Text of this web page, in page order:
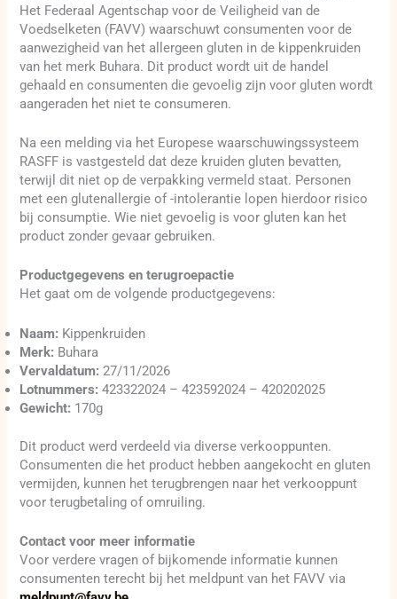
Het Federaal Agentschap voor de Veiligheid van de
Voedselketen (FAVV) waarschuwt consumenten voor de
aanwezigheid van het allergeen gluten in de kippenkruiden
van het merk Buhara. Dit product wordt uit de handel
gehaald en consumenten die gevoelig zijn voor gluten wordt
aangeraden het niet te consumeren.
Na een melding via het Europese waarschuwingssysteem
RASFF is vastgesteld dat deze kruiden gluten bevatten,
terwijl dit niet op de verpakking vermeld staat. Personen
met een glutenallergie of -intolerantie lopen hierdoor risico
bij consumptie. Wie niet gevoelig is voor gluten kan het
product zonder gevaar gebruiken.
Productgegevens en terugroepactie
Het gaat om de volgende productgegevens:
Naam: Kippenkruiden
Merk: Buhara
Vervaldatum: 27/11/2026
Lotnummers: 423322024 – 423592024 – 420202025
Gewicht: 170g
Dit product werd verdeeld via diverse verkooppunten.
Consumenten die het product hebben aangekocht en gluten
vermijden, kunnen het terugbrengen naar het verkooppunt
voor terugbetaling of omruiling.
Contact voor meer informatie
Voor verdere vragen of bijkomende informatie kunnen
consumenten terecht bij het meldpunt van het FAVV via